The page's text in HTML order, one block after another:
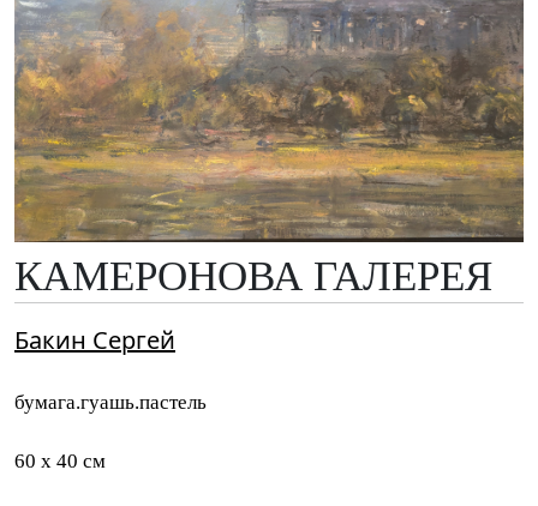
КАМЕРОНОВА ГАЛЕРЕЯ
Бакин Сергей
бумага.гуашь.пастель
60 x 40 см